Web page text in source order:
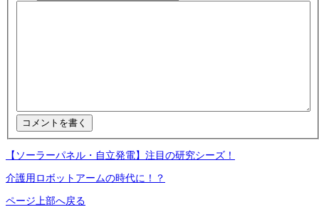
【ソーラーパネル・自立発電】注目の研究シーズ！
介護用ロボットアームの時代に！？
ページ上部へ戻る